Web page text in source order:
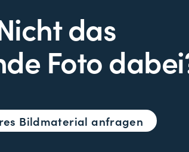
das
Foto
Bildmaterial anfragen